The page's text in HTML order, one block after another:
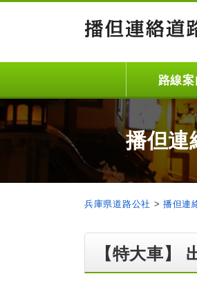
路線案
播但連
兵庫県道路公社 >播但連
【特大車】